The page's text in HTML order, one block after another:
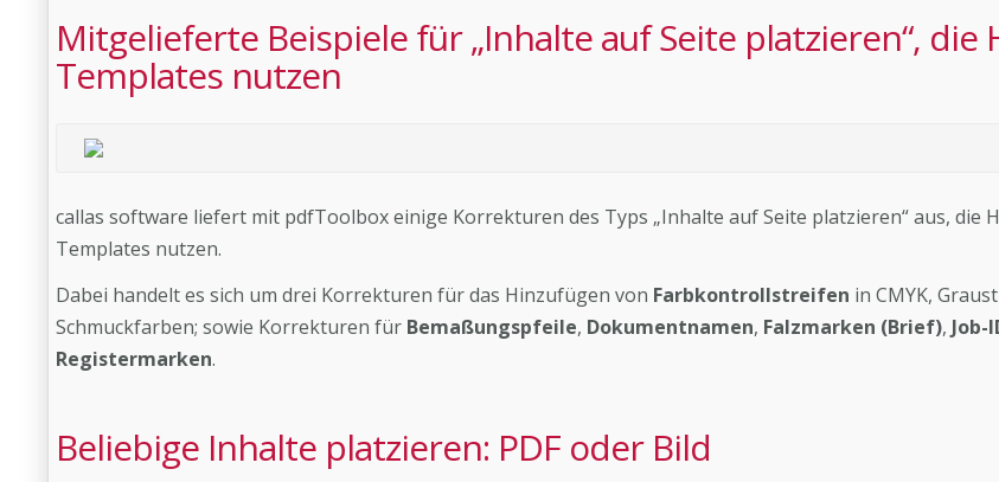
Mitgelieferte Beispiele für „Inhalte auf Seite platzieren“, die
Templates nutzen
callas software liefert mit pdfToolbox einige Korrekturen des Typs „Inhalte auf Seite platzieren“ aus, die
Templates nutzen.
Dabei handelt es sich um drei Korrekturen für das Hinzufügen von Farbkontrollstreifen in CMYK,
Schmuckfarben; sowie Korrekturen für Bemaßungspfeile, Dokumentnamen, Falzmarken (Brief), Job-
Registermarken.
Beliebige Inhalte platzieren: PDF oder Bild